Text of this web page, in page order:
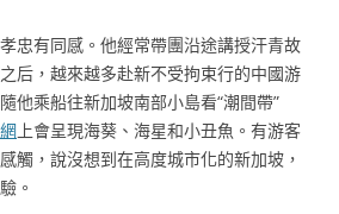
忠有同感。他經常帶團沿途講授汗青故
后，越來越多赴新不受拘束行的中國游
他乘船往新加坡南部小島看“潮間帶”
上會呈現海葵、海星和小丑魚。有游客
觸，說沒想到在高度城市化的新加坡，
。